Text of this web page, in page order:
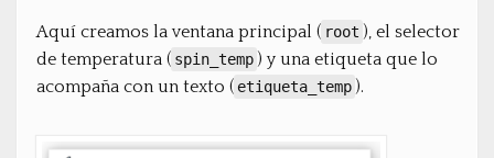
Aquí creamos la ventana principal ( root ), el selector
de temperatura ( spin_temp ) y una etiqueta que lo
acompaña con un texto ( etiqueta_temp ).